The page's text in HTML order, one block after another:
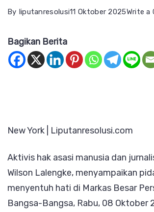
By liputanresolusi11 Oktober 2025Write a
Bagikan Berita
New York | Liputanresolusi.com
Aktivis hak asasi manusia dan
Wilson Lalengke, menyampaikan
menyentuh hati di Markas Besar
Bangsa-Bangsa, Rabu, 08 Oktober